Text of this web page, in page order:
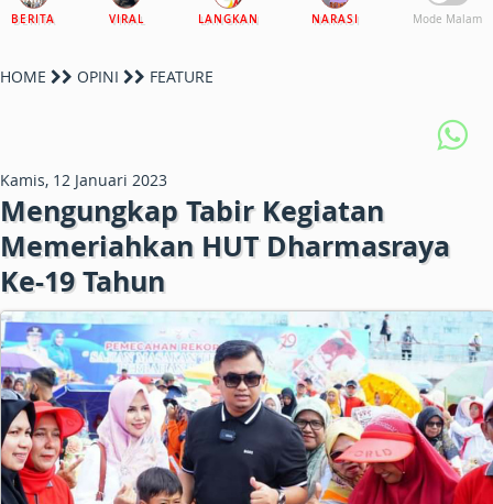
BERITA VIRAL LANGKAN NARASI Mode Malam
HOME OPINI FEATURE
Kamis, 12 Januari 2023
Mengungkap Tabir Kegiatan
Memeriahkan HUT Dharmasraya
Ke-19 Tahun